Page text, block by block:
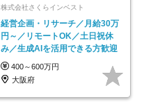
株式会社さくらインベスト
経営企画・リサーチ／月給30万
円～／リモートOK／土日祝休
み／生成AIを活用できる方歓迎
400～600万円
大阪府